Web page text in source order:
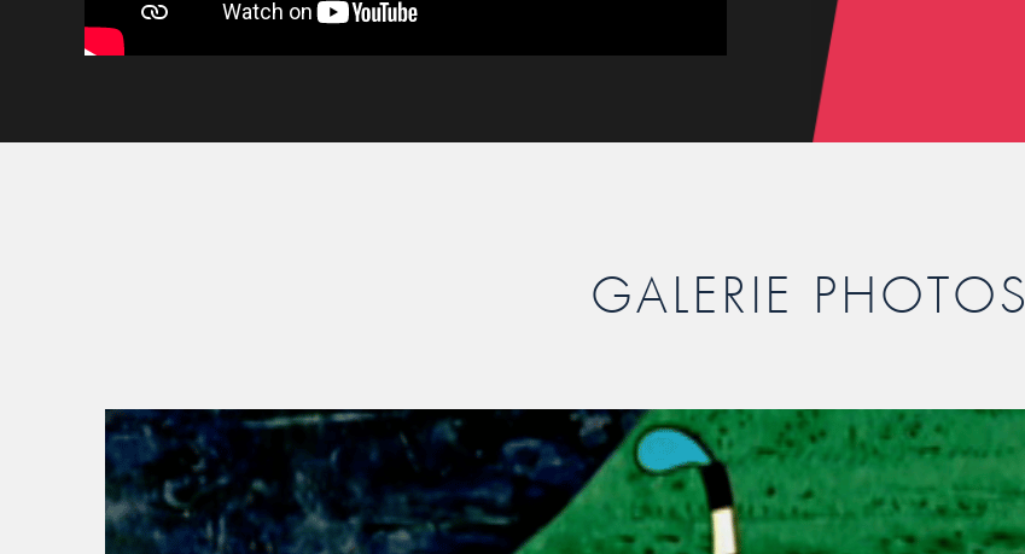
GALERIE PHOTOS